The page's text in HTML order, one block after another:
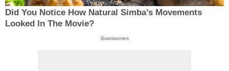
Did You Notice How Natural Simba’s Movements
Looked In The Movie?
Brainberries